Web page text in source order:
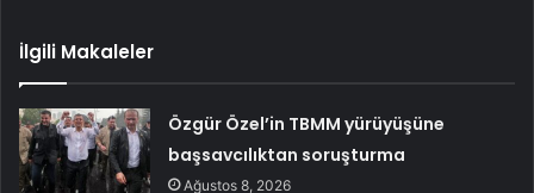
İlgili Makaleler
Özgür Özel’in TBMM yürüyüşüne
başsavcılıktan soruşturma
Ağustos 8, 2026